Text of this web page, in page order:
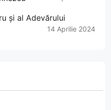
și al Adevărului
14 Aprilie 2024